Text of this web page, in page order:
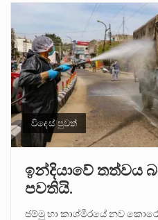
විදෙස් පුවත්
ඉන්දියාවේ තත්වය
පවතියි.
ජම්මු හා කාශ්මීරයේ නව